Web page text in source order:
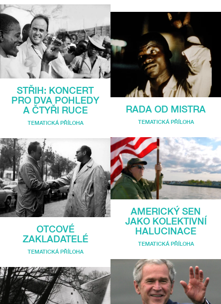
STŘIH: KONCERT
PRO DVA POHLEDY
A ČTYŘI RUCE
TEMATICKÁ PŘÍLOHA
OTCOVÉ
ZAKLADATELÉ
TEMATICKÁ PŘÍLOHA
RADA OD MISTRA
TEMATICKÁ PŘÍLOHA
AMERICKÝ SEN
JAKO KOLEKTIVNÍ
HALUCINACE
TEMATICKÁ PŘÍLOHA